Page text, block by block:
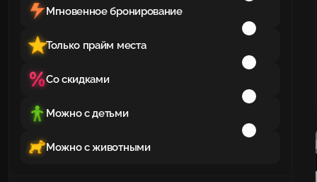
Мгновенное бронирование
Только прайм места
Со скидками
Можно с детьми
Можно с животными